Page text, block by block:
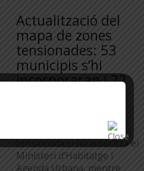
Actualització del
mapa de zones
tensionades: 53
municipis s’hi
incorporaran i 22
tensionada si ho autoritza el
Ministeri d’Habitatge i
Agenda Urbana, mentre